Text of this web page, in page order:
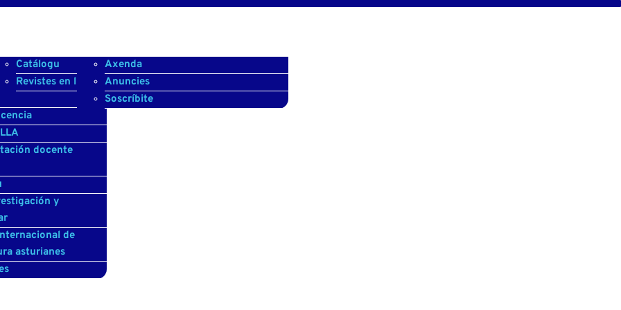
continua
p’adultos
docente
y
de
asturianes
Publicaciones
Catálogu
Revistes en llinia
Actualidá
Axenda
Anuncies
Soscríbite